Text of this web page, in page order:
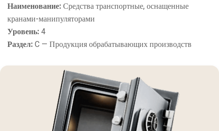
Наименование:Средства транспортные, оснащенные
кранами-манипуляторами
Уровень:4
Раздел:C — Продукция обрабатывающих производств